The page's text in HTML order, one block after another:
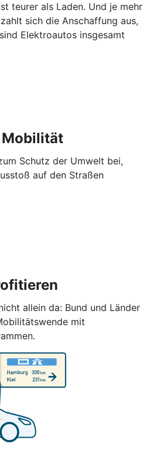
teurer als Laden. Und je mehr
sich die Anschaffung aus,
Elektroautos insgesamt
Schutz der Umwelt bei,
auf den Straßen
allein da: Bund und Länder
mit